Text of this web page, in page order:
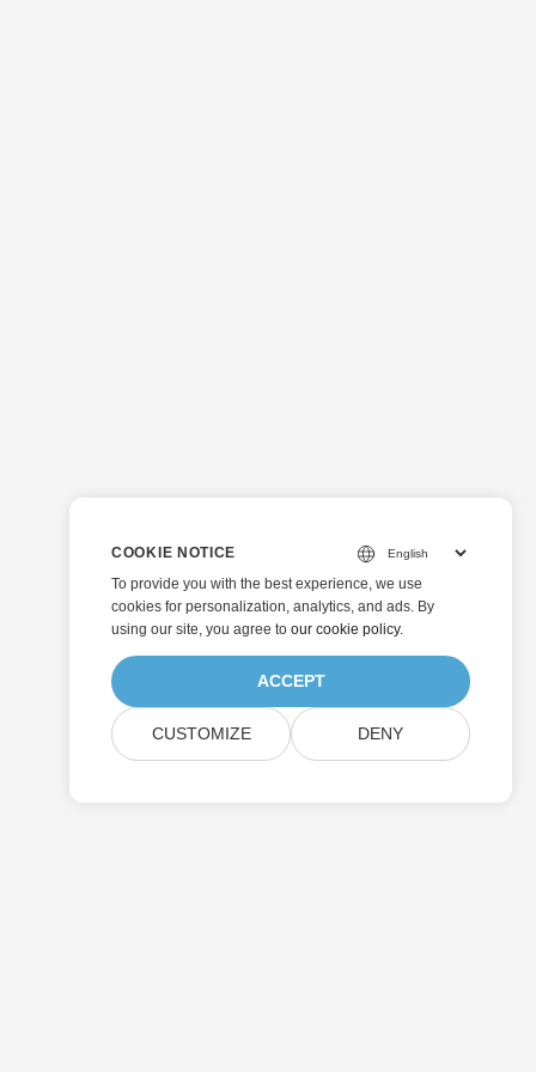
COOKIE NOTICE
To provide you with the best experience, we use
cookies for personalization, analytics, and ads. By
using our site, you agree to our cookie policy.
ACCEPT
CUSTOMIZE DENY